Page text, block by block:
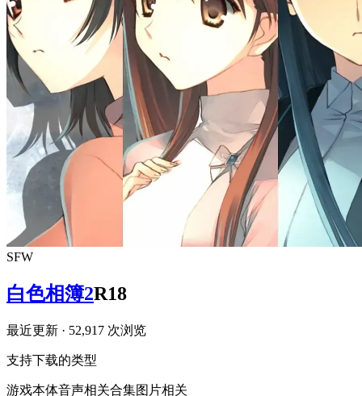
SFW
白色相簿2R18
最近更新 · 52,917 次浏览
支持下载的类型
游戏本体音声相关合集图片相关